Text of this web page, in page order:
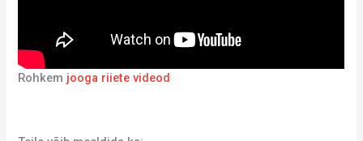
Rohkem jooga riiete videod